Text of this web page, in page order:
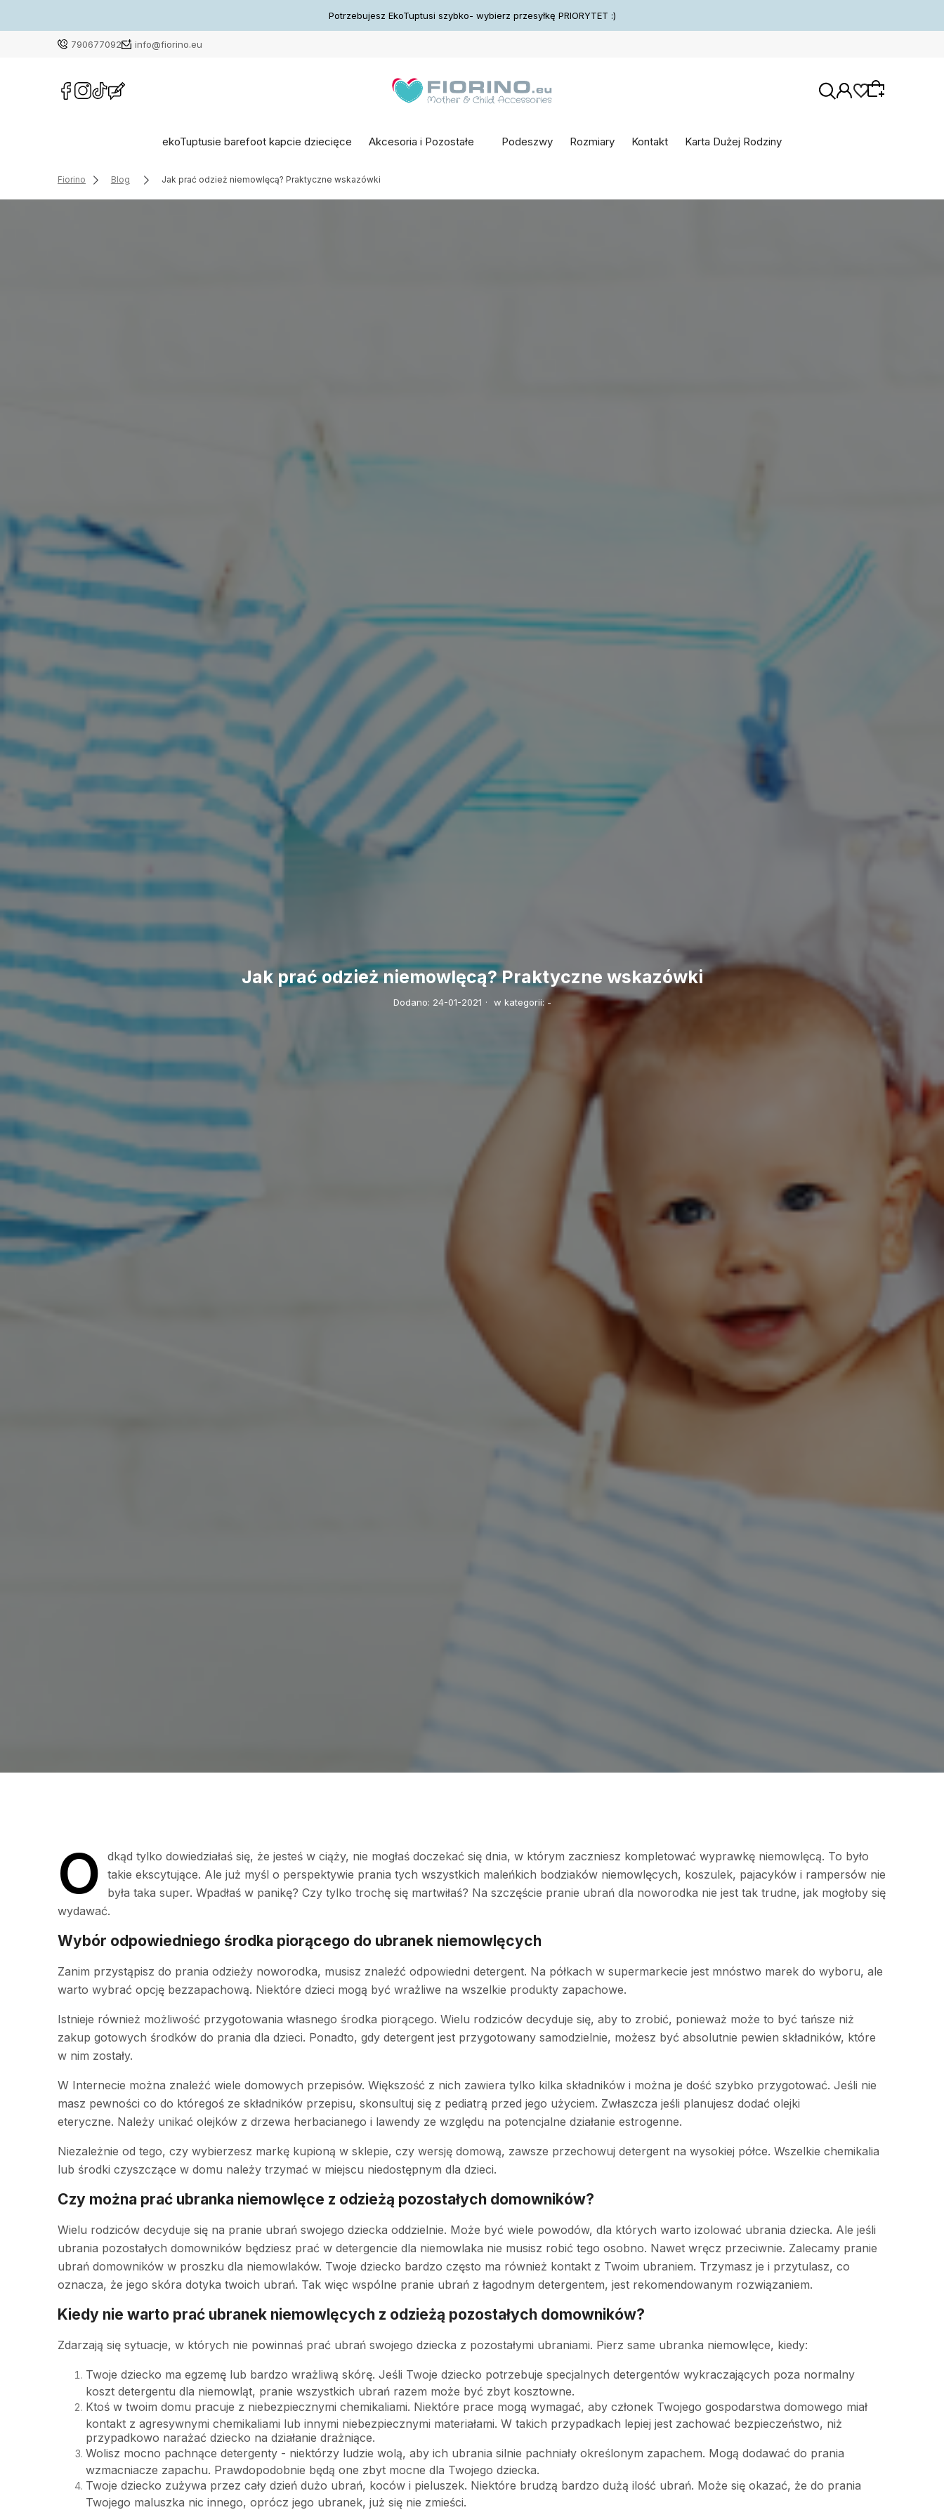
Potrzebujesz EkoTuptusi szybko- wybierz przesyłkę PRIORYTET :)
790677092 info@fiorino.eu
Wybierz coś dla siebie z naszej aktualnej
ekoTuptusie barefoot kapcie dziecięce Akcesoria i Pozostałe Podeszwy Rozmiary Kontakt Karta Dużej Rodziny
Fiorino Blog Jak prać odzież niemowlęcą? Praktyczne wskazówki
Jak prać odzież niemowlęcą? Praktyczne wskazówki
Dodano: 24-01-2021 · w kategorii:-
O
dkąd tylko dowiedziałaś się, że jesteś w ciąży, nie mogłaś doczekać się dnia, w którym zaczniesz kompletować wyprawkę niemowlęcą. To było
takie ekscytujące. Ale już myśl o perspektywie prania tych wszystkich maleńkich bodziaków niemowlęcych, koszulek, pajacyków i rampersów nie
była taka super. Wpadłaś w panikę? Czy tylko trochę się martwiłaś? Na szczęście pranie ubrań dla noworodka nie jest tak trudne, jak mogłoby się
wydawać.
Wybór odpowiedniego środka piorącego do ubranek niemowlęcych
Zanim przystąpisz do prania odzieży noworodka, musisz znaleźć odpowiedni detergent. Na półkach w supermarkecie jest mnóstwo marek do wyboru, ale
warto wybrać opcję bezzapachową. Niektóre dzieci mogą być wrażliwe na wszelkie produkty zapachowe.
Istnieje również możliwość przygotowania własnego środka piorącego. Wielu rodziców decyduje się, aby to zrobić, ponieważ może to być tańsze niż
zakup gotowych środków do prania dla dzieci. Ponadto, gdy detergent jest przygotowany samodzielnie, możesz być absolutnie pewien składników, które
w nim zostały.
W Internecie można znaleźć wiele domowych przepisów. Większość z nich zawiera tylko kilka składników i można je dość szybko przygotować. Jeśli nie
masz pewności co do któregoś ze składników przepisu, skonsultuj się z pediatrą przed jego użyciem. Zwłaszcza jeśli planujesz dodać olejki
eteryczne. Należy unikać olejków z drzewa herbacianego i lawendy ze względu na potencjalne działanie estrogenne.
Niezależnie od tego, czy wybierzesz markę kupioną w sklepie, czy wersję domową, zawsze przechowuj detergent na wysokiej półce. Wszelkie chemikalia
lub środki czyszczące w domu należy trzymać w miejscu niedostępnym dla dzieci.
Czy można prać ubranka niemowlęce z odzieżą pozostałych domowników?
Wielu rodziców decyduje się na pranie ubrań swojego dziecka oddzielnie. Może być wiele powodów, dla których warto izolować ubrania dziecka. Ale jeśli
ubrania pozostałych domowników będziesz prać w detergencie dla niemowlaka nie musisz robić tego osobno. Nawet wręcz przeciwnie. Zalecamy pranie
ubrań domowników w proszku dla niemowlaków. Twoje dziecko bardzo często ma również kontakt z Twoim ubraniem. Trzymasz je i przytulasz, co
oznacza, że jego skóra dotyka twoich ubrań. Tak więc wspólne pranie ubrań z łagodnym detergentem, jest rekomendowanym rozwiązaniem.
Kiedy nie warto prać ubranek niemowlęcych z odzieżą pozostałych domowników?
Zdarzają się sytuacje, w których nie powinnaś prać ubrań swojego dziecka z pozostałymi ubraniami. Pierz same ubranka niemowlęce, kiedy:
Twoje dziecko ma egzemę lub bardzo wrażliwą skórę. Jeśli Twoje dziecko potrzebuje specjalnych detergentów wykraczających poza normalny
koszt detergentu dla niemowląt, pranie wszystkich ubrań razem może być zbyt kosztowne.
Ktoś w twoim domu pracuje z niebezpiecznymi chemikaliami. Niektóre prace mogą wymagać, aby członek Twojego gospodarstwa domowego miał
kontakt z agresywnymi chemikaliami lub innymi niebezpiecznymi materiałami. W takich przypadkach lepiej jest zachować bezpieczeństwo, niż
przypadkowo narażać dziecko na działanie drażniące.
Wolisz mocno pachnące detergenty - niektórzy ludzie wolą, aby ich ubrania silnie pachniały określonym zapachem. Mogą dodawać do prania
wzmacniacze zapachu. Prawdopodobnie będą one zbyt mocne dla Twojego dziecka.
Twoje dziecko zużywa przez cały dzień dużo ubrań, koców i pieluszek. Niektóre brudzą bardzo dużą ilość ubrań. Może się okazać, że do prania
Twojego maluszka nic innego, oprócz jego ubranek, już się nie zmieści.